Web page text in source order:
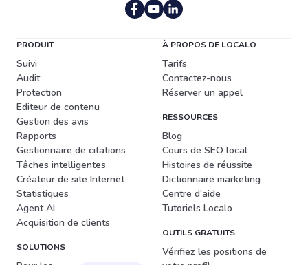
PRODUIT
Suivi
Audit
Protection
Editeur de contenu
Gestion des avis
Rapports
Gestionnaire de citations
Tâches intelligentes
Créateur de site Internet
Statistiques
Agent AI
Acquisition de clients
SOLUTIONS
À PROPOS DE LOCALO
Tarifs
Contactez-nous
Réserver un appel
RESSOURCES
Blog
Cours de SEO local
Histoires de réussite
Dictionnaire marketing
Centre d'aide
Tutoriels Localo
OUTILS GRATUITS
Vérifiez les positions de